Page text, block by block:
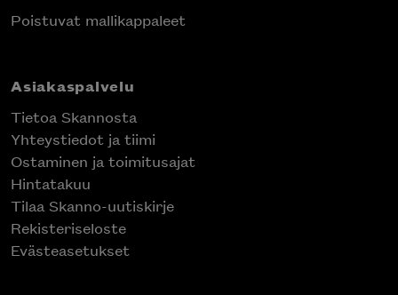
Poistuvat mallikappaleet
Asiakaspalvelu
Tietoa Skannosta
Yhteystiedot ja tiimi
Ostaminen ja toimitusajat
Hintatakuu
Tilaa Skanno-uutiskirje
Rekisteriseloste
Evästeasetukset